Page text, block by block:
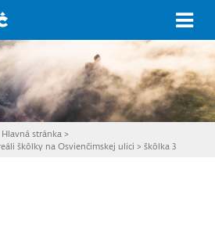
Hlavná stránka >
škôlky na Osvienčimskej ulici >škôlka 3